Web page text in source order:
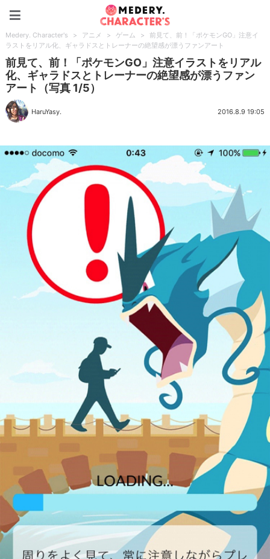
Medery. Character's > アニメ > ゲーム >
前見て、前！「ポケモンGO」注意イ
ラストをリアル化、ギャラドスとトレーナーの絶望感が漂うファンアート
前見て、前！「ポケモンGO」注意イラストをリアル
化、ギャラドスとトレーナーの絶望感が漂うファン
アート（写真 1/5）
HaruYasy. 2016.8.9 19:05